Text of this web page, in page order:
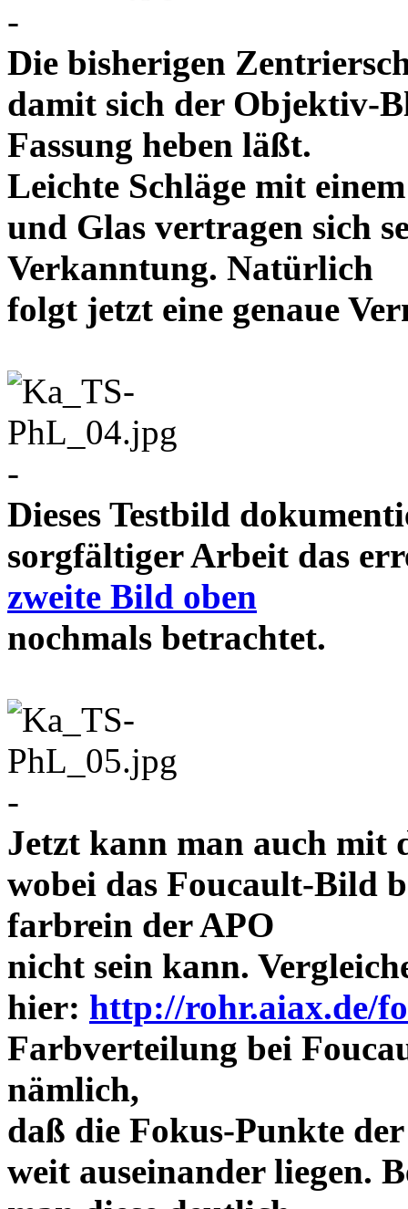
-
Die bisherigen
damit sich der Objektiv-
Fassung heben läßt.
Leichte Schläge mit
und Glas vertragen sich
Verkanntung. Natürlich
folgt jetzt eine genaue
-
Dieses Testbild
sorgfältiger Arbeit das
zweite Bild oben
nochmals
-
Jetzt kann man auch mit
wobei das Foucault-Bild
farbrein der APO
nicht sein kann.
hier: http://rohr.aiax.de/
Farbverteilung bei
nämlich,
daß die Fokus-Punkte
weit auseinander liegen.